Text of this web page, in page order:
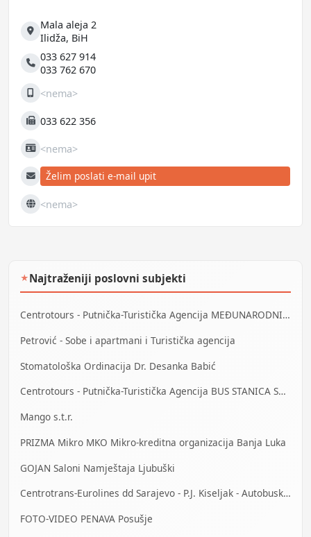
Adresa
Mala aleja 2
Ilidža, BiH
Telefon
033 627 914
033 762 670
Mobilni<nema>
Fax 033 622 356
JIB <nema>
E-mailŽelim poslati e-mail upit
Web <nema>
★Najtraženiji poslovni subjekti
Centrotours - Putnička-Turistička Agencija MEĐUNARODNI AERODROM Sarajevo
Petrović - Sobe i apartmani i Turistička agencija
Stomatološka Ordinacija Dr. Desanka Babić
Centrotours - Putnička-Turistička Agencija BUS STANICA Sarajevo
Mango s.t.r.
PRIZMA Mikro MKO Mikro-kreditna organizacija Banja Luka
GOJAN Saloni Namještaja Ljubuški
Centrotrans-Eurolines dd Sarajevo - P.J. Kiseljak - Autobuska stanica
FOTO-VIDEO PENAVA Posušje